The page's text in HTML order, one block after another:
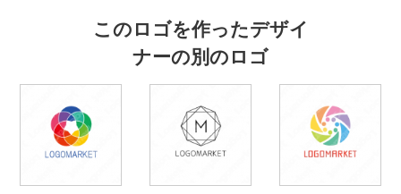
このロゴを作ったデザイ
ナーの別のロゴ